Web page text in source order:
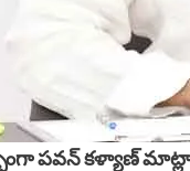
పవన్ కళ్యాణ్